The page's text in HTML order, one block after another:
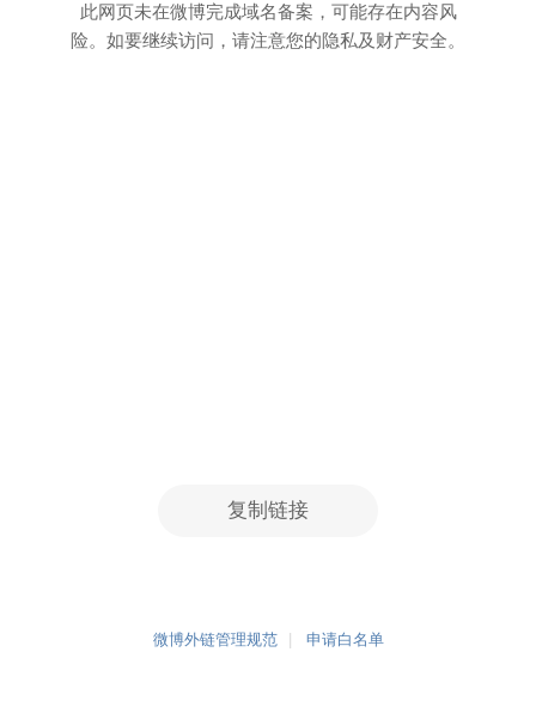
此网页未在微博完成域名备案，可能存在内容风
险。如要继续访问，请注意您的隐私及财产安全。
复制链接
微博外链管理规范 申请白名单